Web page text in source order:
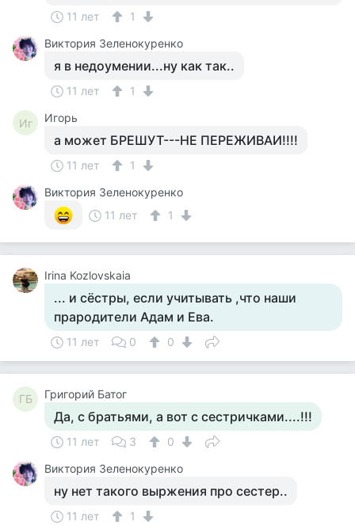
11 лет
1
Виктория Зеленокуренко
я в недоумении...ну как так..
11 лет 1
Иг Игорь
а может БРЕШУТ---НЕ ПЕРЕЖИВАИ!!!!
11 лет
1
Виктория Зеленокуренко
11 лет
1
Irina Kozlovskaia
... и сёстры, если учитывать ,что наши
прародители Адам и Ева.
11 лет 0 0
ГБ Григорий Батог
Да, с братьями, а вот с сестричками....!!!
11 лет 3
0
Виктория Зеленокуренко
ну нет такого выржения про сестер..
11 лет 1